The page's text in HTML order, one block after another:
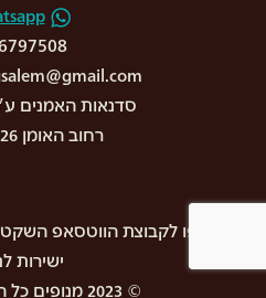
סדנאות האמנים ע״ר
רחוב האומן 26, ירושלים
הצטרפו לקבוצת הווטסאפ
ישירות
© 2023 מנופים כל הזכויות שמורות